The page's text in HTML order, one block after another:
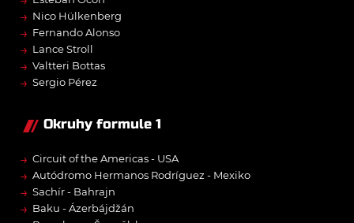
→ Nico Hülkenberg
→ Fernando Alonso
→ Lance Stroll
→ Valtteri Bottas
→ Sergio Pérez
Okruhy formule 1
→ Circuit of the Americas - USA
→ Autódromo Hermanos Rodríguez - Mexiko
→ Sachír - Bahrajn
→ Baku - Ázerbájdžán